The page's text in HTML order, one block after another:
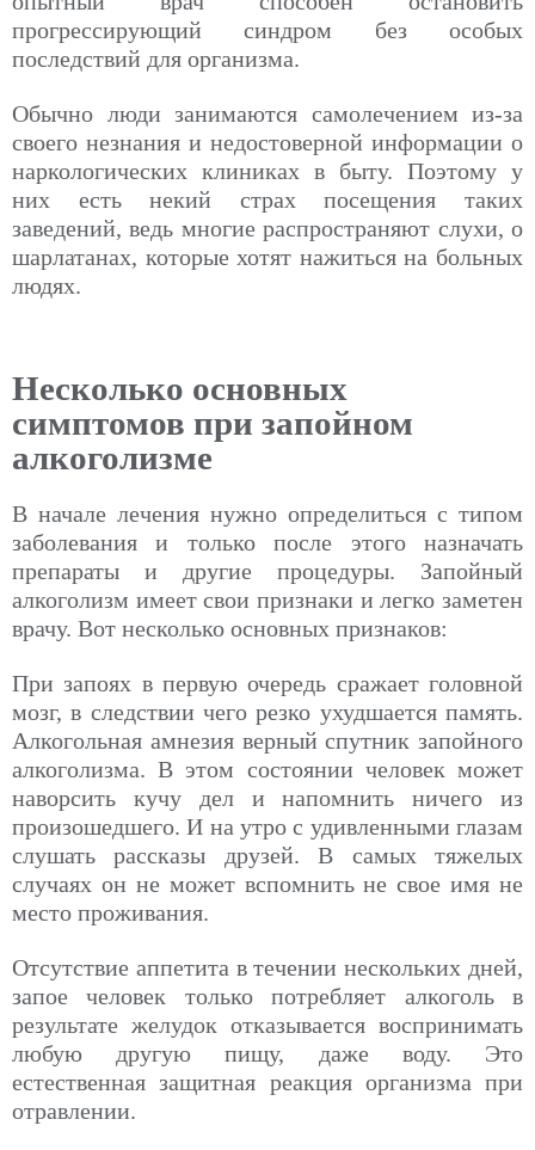
прогрессирующий синдром без особых
последствий для организма.
Обычно люди занимаются самолечением из-за
своего незнания и недостоверной информации о
наркологических клиниках в быту. Поэтому у
них есть некий страх посещения таких
заведений, ведь многие распространяют слухи, о
шарлатанах, которые хотят нажиться на больных
людях.
Несколько основных
симптомов при запойном
алкоголизме
В начале лечения нужно определиться с типом
заболевания и только после этого назначать
препараты и другие процедуры. Запойный
алкоголизм имеет свои признаки и легко заметен
врачу. Вот несколько основных признаков:
При запоях в первую очередь сражает головной
мозг, в следствии чего резко ухудшается память.
Алкогольная амнезия верный спутник запойного
алкоголизма. В этом состоянии человек может
наворсить кучу дел и напомнить ничего из
произошедшего. И на утро с удивленными глазам
слушать рассказы друзей. В самых тяжелых
случаях он не может вспомнить не свое имя не
место проживания.
Отсутствие аппетита в течении нескольких дней,
запое человек только потребляет алкоголь в
результате желудок отказывается воспринимать
любую другую пищу, даже воду. Это
естественная защитная реакция организма при
отравлении.